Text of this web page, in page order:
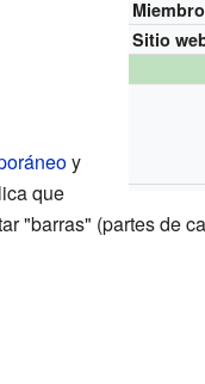
Sitio
y
que
"barras" (partes de